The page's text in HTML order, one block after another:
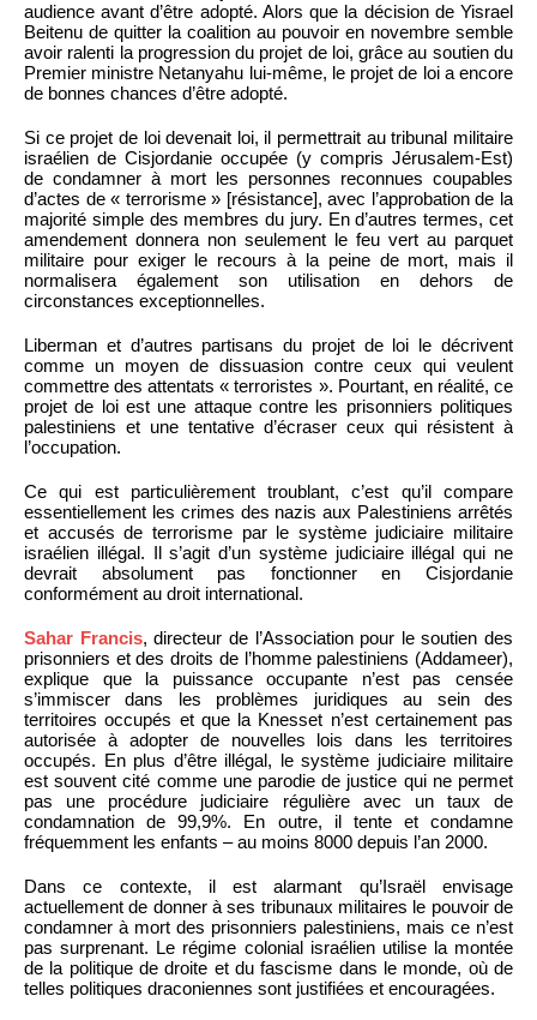
audience avant d’être adopté. Alors que la décision de Yisrael
Beitenu de quitter la coalition au pouvoir en novembre semble
avoir ralenti la progression du projet de loi, grâce au soutien du
Premier ministre Netanyahu lui-même, le projet de loi a encore
de bonnes chances d’être adopté.
Si ce projet de loi devenait loi, il permettrait au tribunal militaire
israélien de Cisjordanie occupée (y compris Jérusalem-Est)
de condamner à mort les personnes reconnues coupables
d’actes de « terrorisme » [résistance], avec l’approbation de la
majorité simple des membres du jury. En d’autres termes, cet
amendement donnera non seulement le feu vert au parquet
militaire pour exiger le recours à la peine de mort, mais il
normalisera également son utilisation en dehors de
circonstances exceptionnelles.
Liberman et d’autres partisans du projet de loi le décrivent
comme un moyen de dissuasion contre ceux qui veulent
commettre des attentats « terroristes ». Pourtant, en réalité, ce
projet de loi est une attaque contre les prisonniers politiques
palestiniens et une tentative d’écraser ceux qui résistent à
l’occupation.
Ce qui est particulièrement troublant, c’est qu’il compare
essentiellement les crimes des nazis aux Palestiniens arrêtés
et accusés de terrorisme par le système judiciaire militaire
israélien illégal. Il s’agit d’un système judiciaire illégal qui ne
devrait absolument pas fonctionner en Cisjordanie
conformément au droit international.
Sahar Francis, directeur de l’Association pour le soutien des
prisonniers et des droits de l’homme palestiniens (Addameer),
explique que la puissance occupante n’est pas censée
s’immiscer dans les problèmes juridiques au sein des
territoires occupés et que la Knesset n’est certainement pas
autorisée à adopter de nouvelles lois dans les territoires
occupés. En plus d’être illégal, le système judiciaire militaire
est souvent cité comme une parodie de justice qui ne permet
pas une procédure judiciaire régulière avec un taux de
condamnation de 99,9%. En outre, il tente et condamne
fréquemment les enfants – au moins 8000 depuis l’an 2000.
Dans ce contexte, il est alarmant qu’Israël envisage
actuellement de donner à ses tribunaux militaires le pouvoir de
condamner à mort des prisonniers palestiniens, mais ce n’est
pas surprenant. Le régime colonial israélien utilise la montée
de la politique de droite et du fascisme dans le monde, où de
telles politiques draconiennes sont justifiées et encouragées.